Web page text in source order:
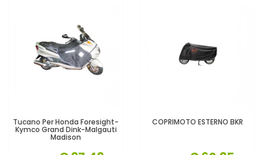
Tucano Per Honda Foresight-
Kymco Grand Dink-Malgauti
Madison
COPRIMOTO ESTERNO BKR